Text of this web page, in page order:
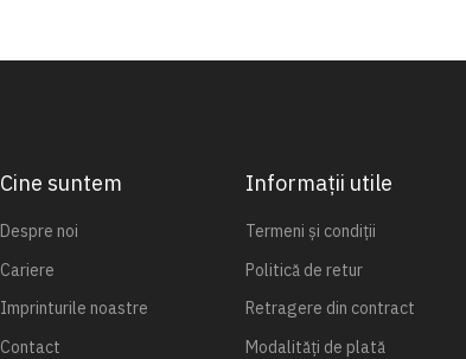
Cine suntem
Despre noi
Cariere
Imprinturile noastre
Contact
Informații utile
Termeni și condiții
Politică de retur
Retragere din contract
Modalități de plată